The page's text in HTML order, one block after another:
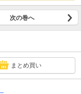
次の巻へ
まとめ買い